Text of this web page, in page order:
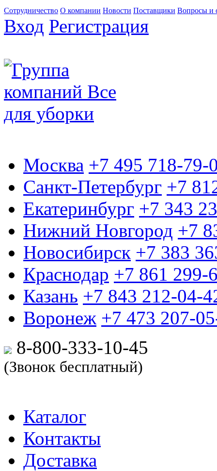
Сотрудничество О компании Новости Поставщики Вопросы и
Вход Регистрация
Москва +7 495 718-79-
Санкт-Петербург +7
Екатеринбург +7 343
Нижний Новгород +7
Новосибирск +7 383
Краснодар +7 861 299-
Казань +7 843 212-04-
Воронеж +7 473 207-
8-800-333-10-45
(Звонок бесплатный)
Каталог
Контакты
Доставка